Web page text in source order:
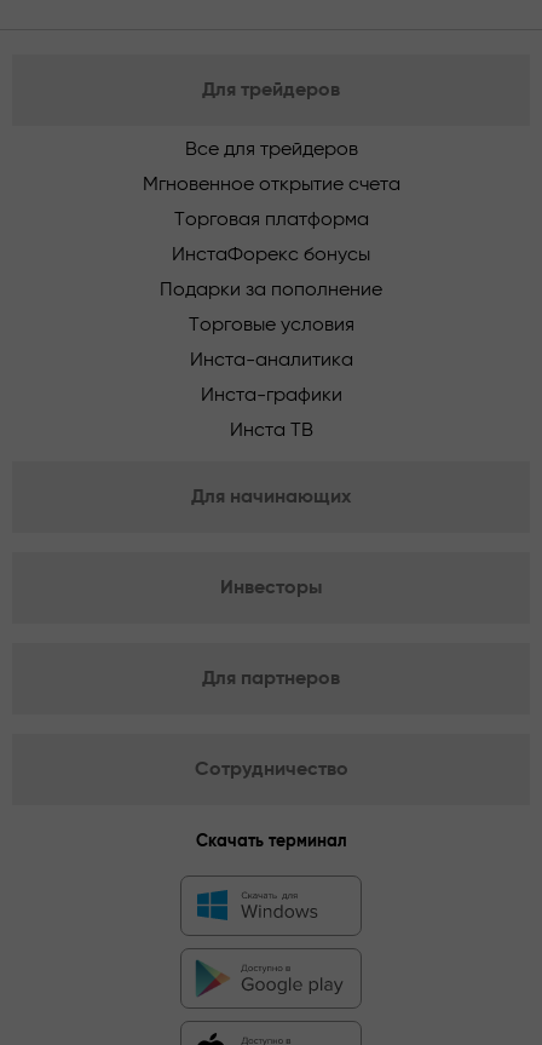
Для трейдеров
Все для трейдеров
Мгновенное открытие счета
Торговая платформа
ИнстаФорекс бонусы
Подарки за пополнение
Торговые условия
Инста-аналитика
Инста-графики
Инста ТВ
Для начинающих
Инвесторы
Для партнеров
Сотрудничество
Скачать терминал